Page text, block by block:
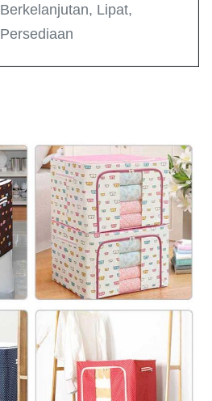
Berkelanjutan, Lipat,
Persediaan